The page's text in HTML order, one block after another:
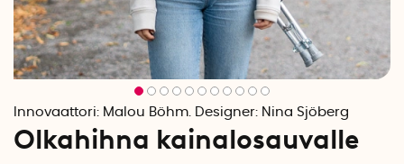
Innovaattori: Malou Böhm. Designer: Nina Sjöberg
Olkahihna kainalosauvalle